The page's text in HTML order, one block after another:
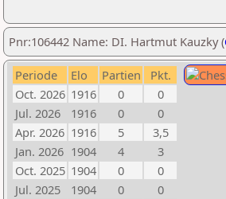
Pnr:106442 Name: DI. Hartmut Kauzky (
Periode Elo Partien
Pkt.
Oct. 2026 1916 0
0
Jul. 2026
1916 0
0
Apr. 2026 1916 5
3,5
Jan. 2026 1904 4
3
Oct. 2025 1904 0
0
Jul. 2025
1904 0
0